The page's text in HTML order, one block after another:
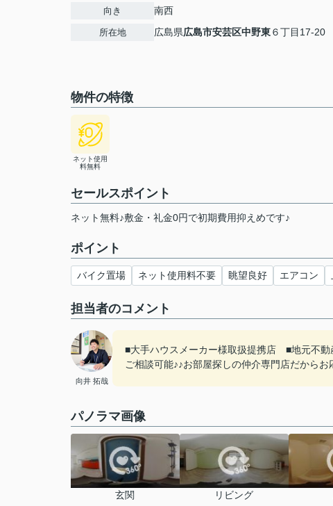
向き 南西
所在地 広島県広島市安芸区中野東６丁目17-20
物件の特徴
ネット使用
料無料
セールスポイント
ネット無料♪敷金・礼金0円で初期費用抑えめです♪
ポイント
バイク置場 ネット使用料不要 眺望良好 エアコン
担当者のコメント
向井 拓哉
■大手ハウスメーカー様取扱提携店 ■地元不
ご相談可能♪♪お部屋探しの仲介専門店だから
パノラマ画像
玄関 リビング